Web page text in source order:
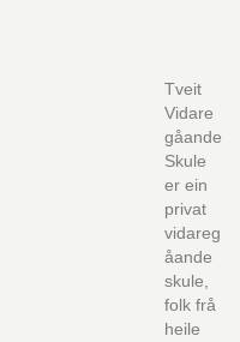
Tveit
Vidare
gåande
Skule
er ein
privat
vidareg
åande
skule,
folk frå
heile